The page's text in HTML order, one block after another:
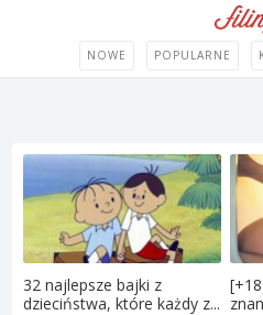
NOWE POPULARNE
32 najlepsze bajki z
dzieciństwa, które każdy z...